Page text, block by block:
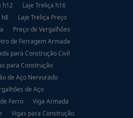
h12
Laje Treliça h16
h8
Laje Treliça Preço
Preço de Vergalhões
de Ferragem Armada
para Construção Civil
para Construção
de Aço Nervurado
de Aço
Ferro
Viga Armada
Vigas para Construção